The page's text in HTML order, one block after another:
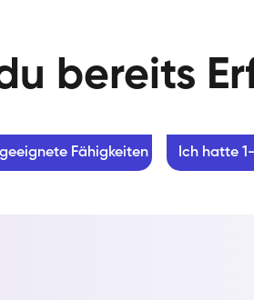
bereits
Fähigkeiten Ich hatte